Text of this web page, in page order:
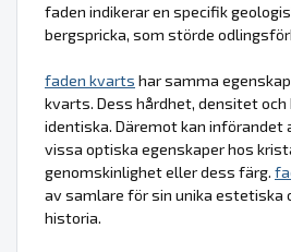
faden indikerar en specifik
bergspricka, som störde
faden kvarts har samma
kvarts. Dess hårdhet, densitet
identiska. Däremot kan införandet
vissa optiska egenskaper hos
genomskinlighet eller dess färg.
av samlare för sin unika estetiska
historia.